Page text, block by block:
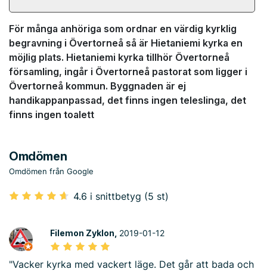
För många anhöriga som ordnar en värdig kyrklig
begravning i Övertorneå så är Hietaniemi kyrka en
möjlig plats. Hietaniemi kyrka tillhör Övertorneå
församling, ingår i Övertorneå pastorat som ligger i
Övertorneå kommun. Byggnaden är ej
handikappanpassad, det finns ingen teleslinga, det
finns ingen toalett
Omdömen
Omdömen från Google
4.6 i snittbetyg (5 st)
Filemon Zyklon, 2019-01-12
"Vacker kyrka med vackert läge. Det går att bada och